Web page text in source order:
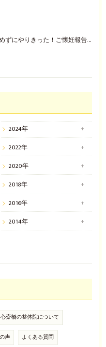
【最後まで諦めずにやりきった！ご懐妊報告(^^♪】
2024年
2022年
2020年
2018年
2016年
2014年
心斎橋の整体院について
声 よくある質問